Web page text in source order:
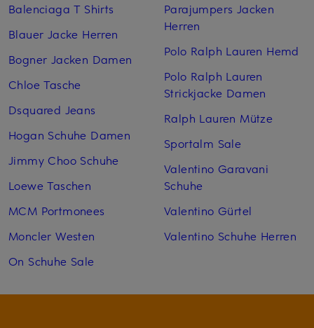
Balenciaga T Shirts
Blauer Jacke Herren
Bogner Jacken Damen
Chloe Tasche
Dsquared Jeans
Hogan Schuhe Damen
Jimmy Choo Schuhe
Loewe Taschen
MCM Portmonees
Moncler Westen
On Schuhe Sale
Parajumpers Jacken
Herren
Polo Ralph Lauren Hemd
Polo Ralph Lauren
Strickjacke Damen
Ralph Lauren Mütze
Sportalm Sale
Valentino Garavani
Schuhe
Valentino Gürtel
Valentino Schuhe Herren